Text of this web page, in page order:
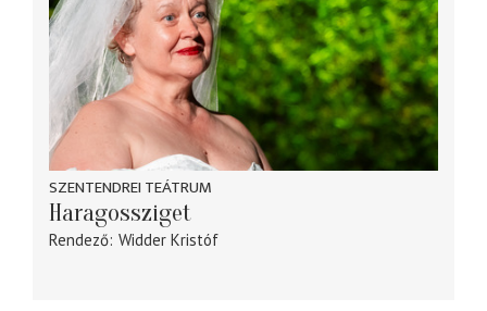
SZENTENDREI TEÁTRUM
Haragossziget
Rendező Widder Kristóf